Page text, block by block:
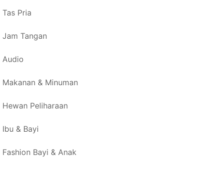
Tas Pria
Jam Tangan
Audio
Makanan & Minuman
Hewan Peliharaan
Ibu & Bayi
Fashion Bayi & Anak